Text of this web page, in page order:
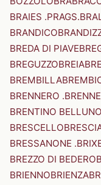
BRAIES .PRAGS.
BRANDICO
BREDA DI PIAVE
BREGUZZOBREIA
BREMBILLA
BRENNERO
BRENTINO BELLUNO
BRESCELLO
BRESSANONE
BREZZO DI BEDERO
BRIENNOBRIENZA